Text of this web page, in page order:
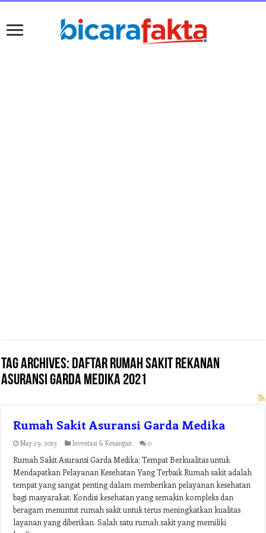
Tag Archives: daftar rumah sakit rekanan
asuransi garda medika 2021
Rumah Sakit Asuransi Garda Medika
May 29, 2023 Investasi & Keuangan 0
Rumah Sakit Asuransi Garda Medika: Tempat Berkualitas untuk
Mendapatkan Pelayanan Kesehatan Yang Terbaik Rumah sakit adalah
tempat yang sangat penting dalam memberikan pelayanan kesehatan
bagi masyarakat. Kondisi kesehatan yang semakin kompleks dan
beragam menuntut rumah sakit untuk terus meningkatkan kualitas
layanan yang diberikan. Salah satu rumah sakit yang memiliki